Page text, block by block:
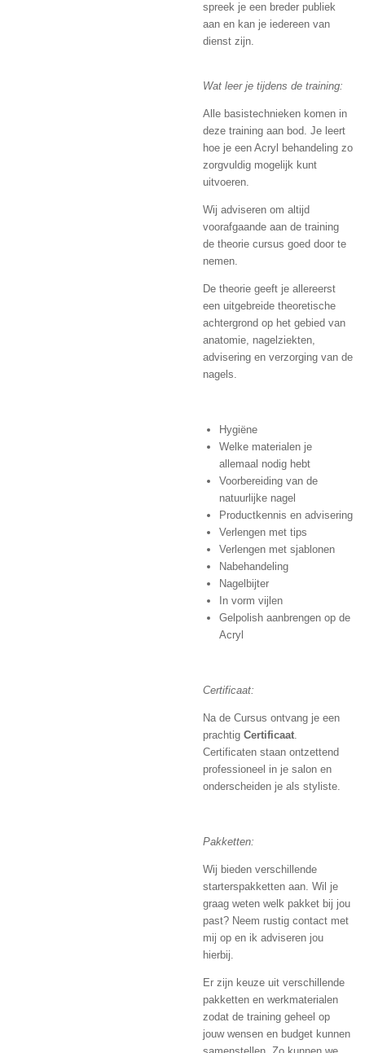
spreek je een breder publiek
aan en kan je iedereen van
dienst zijn.
Wat leer je tijdens de training:
Alle basistechnieken komen in
deze training aan bod. Je leert
hoe je een Acryl behandeling zo
zorgvuldig mogelijk kunt
uitvoeren.
Wij adviseren om altijd
voorafgaande aan de training
de theorie cursus goed door te
nemen.
De theorie geeft je allereerst
een uitgebreide theoretische
achtergrond op het gebied van
anatomie, nagelziekten,
advisering en verzorging van de
nagels.
Hygiëne
Welke materialen je
allemaal nodig hebt
Voorbereiding van de
natuurlijke nagel
Productkennis en advisering
Verlengen met tips
Verlengen met sjablonen
Nabehandeling
Nagelbijter
In vorm vijlen
Gelpolish aanbrengen op de
Acryl
Certificaat:
Na de Cursus ontvang je een
prachtig Certificaat.
Certificaten staan ontzettend
professioneel in je salon en
onderscheiden je als styliste.
Pakketten:
Wij bieden verschillende
starterspakketten aan. Wil je
graag weten welk pakket bij jou
past? Neem rustig contact met
mij op en ik adviseren jou
hierbij.
Er zijn keuze uit verschillende
pakketten en werkmaterialen
zodat de training geheel op
jouw wensen en budget kunnen